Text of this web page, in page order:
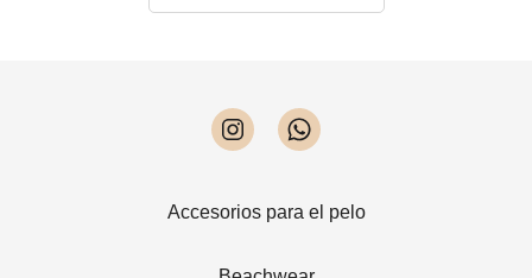
Accesorios para el pelo